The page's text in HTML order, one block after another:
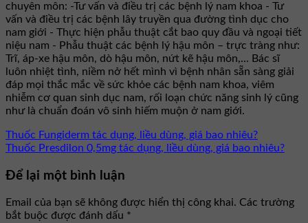
chuyên môn: -Tư vấn và điều trị các bệnh lý nam khoa - Tư
vấn và điều trị các bệnh lây truyền qua đường tình dục cho
nam giới - Thực hiện phẫu thuật cắt bao quy đầu và ngoại tiết
niệu nam - Phẫu thuật các bệnh lý hậu môn – trực tràng như:
Trĩ, áp-xe hậu môn, dò hậu môn, nứt kẽ hậu môn,... Bác sĩ
luôn nhiệt tình, niềm nở hết mình vì bệnh nhân sẵn sàng giải
đáp mọi thắc mắc về sức khỏe các bệnh nam khoa, viêm
nhiễm cơ quan sinh dục nam, rối loạn chức năng sinh lý cũng
như là chuẩn đoán vô sinh hiếm muộn ở nam giới.
Thuốc Fungiderm tác dụng, liều dùng, giá bao nhiêu?
Thuốc Presdilon 0,5mg tác dụng, liều dùng, giá bao nhiêu?
Để lại một bình luận
Email của bạn sẽ không được hiển thị công khai. Các trường
bắt buộc được đánh dấu *